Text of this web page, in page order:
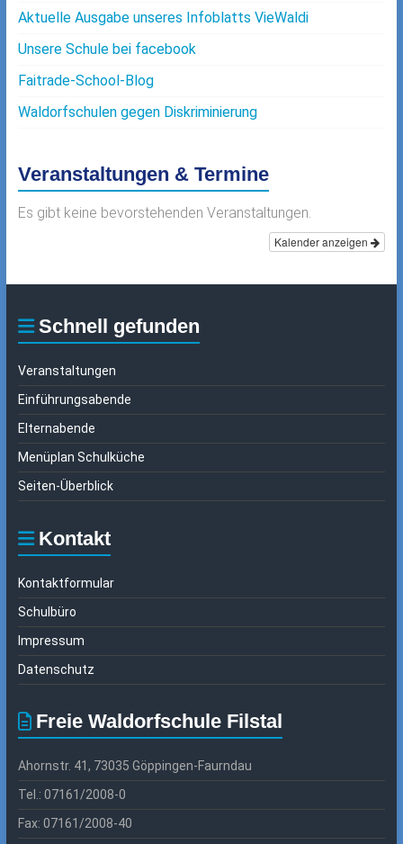
Aktuelle Ausgabe unseres Infoblatts VieWaldi
Unsere Schule bei facebook
Faitrade-School-Blog
Waldorfschulen gegen Diskriminierung
Veranstaltungen & Termine
Es gibt keine bevorstehenden Veranstaltungen.
Kalender anzeigen
Schnell gefunden
Veranstaltungen
Einführungsabende
Elternabende
Menüplan Schulküche
Seiten-Überblick
Kontakt
Kontaktformular
Schulbüro
Impressum
Datenschutz
Freie Waldorfschule Filstal
Ahornstr. 41, 73035 Göppingen-Faurndau
Tel.: 07161/2008-0
Fax: 07161/2008-40